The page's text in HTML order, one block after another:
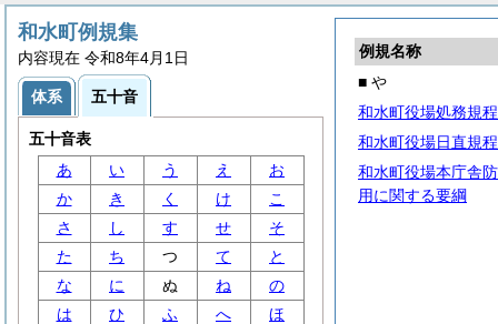
例規名称
■ や
和水町役場処務規程
和水町役場日直規程
和水町役場本庁舎
用に関する要綱
和水町例規集
内容現在 令和8年4月1日
体系 五十音
五十音表
あ
い う え
お
か
き く け
こ
さ
し す せ
そ
た
ち つ て
と
な
に ぬ ね
の
は
ひ ふ へ
ほ